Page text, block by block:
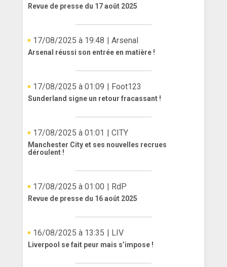
Revue de presse du 17 août 2025
17/08/2025 à 19:48 | Arsenal
Arsenal réussi son entrée en matière !
17/08/2025 à 01:09 | Foot123
Sunderland signe un retour fracassant !
17/08/2025 à 01:01 | CITY
Manchester City et ses nouvelles recrues
déroulent !
17/08/2025 à 01:00 | RdP
Revue de presse du 16 août 2025
16/08/2025 à 13:35 | LIV
Liverpool se fait peur mais s’impose !